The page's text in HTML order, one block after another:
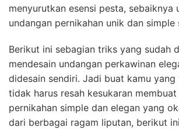
menyurutkan esensi pesta, sebaiknya
undangan pernikahan unik dan simple
Berikut ini sebagian triks yang sudah
mendesain undangan perkawinan
didesain sendiri. Jadi buat kamu
tidak harus resah kesukaran
pernikahan simple dan elegan yang
dari berbagai ragam liputan, berikut